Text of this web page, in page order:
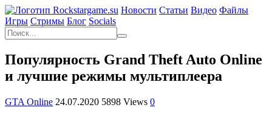
Новости Статьи Видео Файлы
Игры Cтримы Блог Socials
Популярность Grand Theft Auto Online
и лучшие режимы мультиплеера
GTA Online 24.07.2020 5898 Views 0